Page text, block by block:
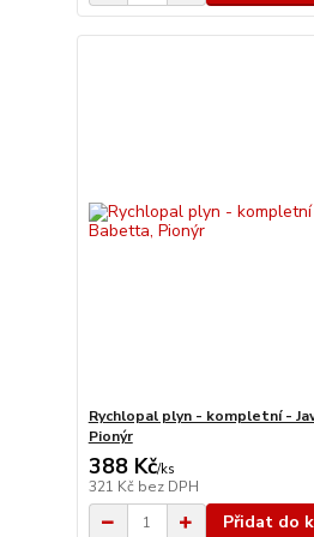
Rychlopal plyn - kompletní -
Pionýr
388 Kč/ks
321 Kč bez DPH
Přidat do